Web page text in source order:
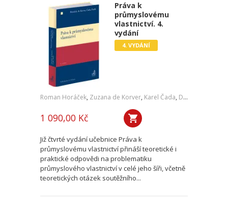
Práva k
průmyslovému
vlastnictví. 4.
vydání
4. VYDÁNÍ
Roman Horáček, Zuzana de Korver, Karel Čada, Daniel Patěk
1 090,00 Kč
Již čtvrté vydání učebnice Práva k
průmyslovému vlastnictví přináší teoretické i
praktické odpovědi na problematiku
průmyslového vlastnictví v celé jeho šíři, včetně
teoretických otázek soutěžního...